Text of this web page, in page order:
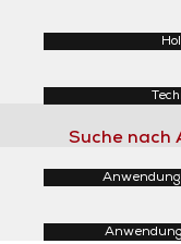
Suche nach
Anwendung